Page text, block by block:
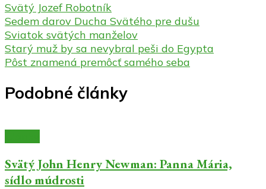
Svätý Jozef Robotník
Sedem darov Ducha Svätého pre dušu
Sviatok svätých manželov
Starý muž by sa nevybral peši do Egypta
Pôst znamená premôcť samého seba
Podobné články
Svätý John Henry Newman: Panna Mária,
sídlo múdrosti